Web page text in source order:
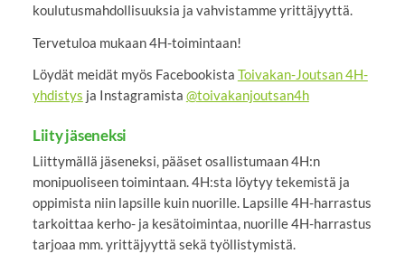
koulutusmahdollisuuksia ja vahvistamme yrittäjyyttä.
Tervetuloa mukaan 4H-toimintaan!
Löydät meidät myös Facebookista Toivakan-Joutsan 4H-
yhdistys ja Instagramista @toivakanjoutsan4h
Liity jäseneksi
Liittymällä jäseneksi, pääset osallistumaan 4H:n
monipuoliseen toimintaan. 4H:sta löytyy tekemistä ja
oppimista niin lapsille kuin nuorille. Lapsille 4H-harrastus
tarkoittaa kerho- ja kesätoimintaa, nuorille 4H-harrastus
tarjoaa mm. yrittäjyyttä sekä työllistymistä.